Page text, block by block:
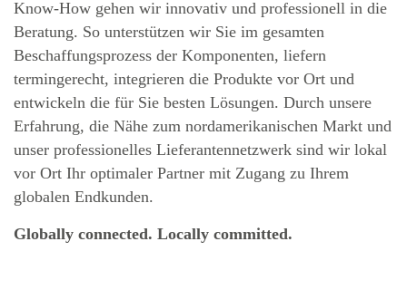
Know-How gehen wir innovativ und professionell in die
Beratung. So unterstützen wir Sie im gesamten
Beschaffungsprozess der Komponenten, liefern
termingerecht, integrieren die Produkte vor Ort und
entwickeln die für Sie besten Lösungen. Durch unsere
Erfahrung, die Nähe zum nordamerikanischen Markt und
unser professionelles Lieferantennetzwerk sind wir lokal
vor Ort Ihr optimaler Partner mit Zugang zu Ihrem
globalen Endkunden.
Globally connected. Locally committed.